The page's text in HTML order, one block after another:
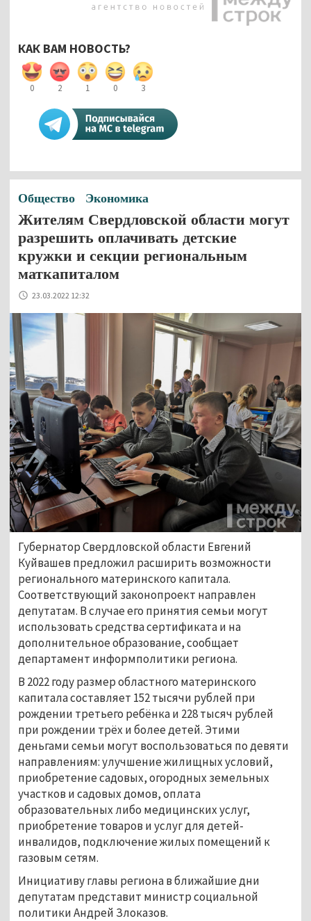
КАК ВАМ НОВОСТЬ?
0 2 1 0 3
Общество Экономика
Жителям Свердловской области могут
разрешить оплачивать детские
кружки и секции региональным
маткапиталом
23.03.2022 12:32
Губернатор Свердловской области Евгений
Куйвашев предложил расширить возможности
регионального материнского капитала.
Соответствующий законопроект направлен
депутатам. В случае его принятия семьи могут
использовать средства сертификата и на
дополнительное образование, сообщает
департамент информполитики региона.
В 2022 году размер областного материнского
капитала составляет 152 тысячи рублей при
рождении третьего ребёнка и 228 тысяч рублей
при рождении трёх и более детей. Этими
деньгами семьи могут воспользоваться по девяти
направлениям: улучшение жилищных условий,
приобретение садовых, огородных земельных
участков и садовых домов, оплата
образовательных либо медицинских услуг,
приобретение товаров и услуг для детей-
инвалидов, подключение жилых помещений к
газовым сетям.
Инициативу главы региона в ближайшие дни
депутатам представит министр социальной
политики Андрей Злоказов.